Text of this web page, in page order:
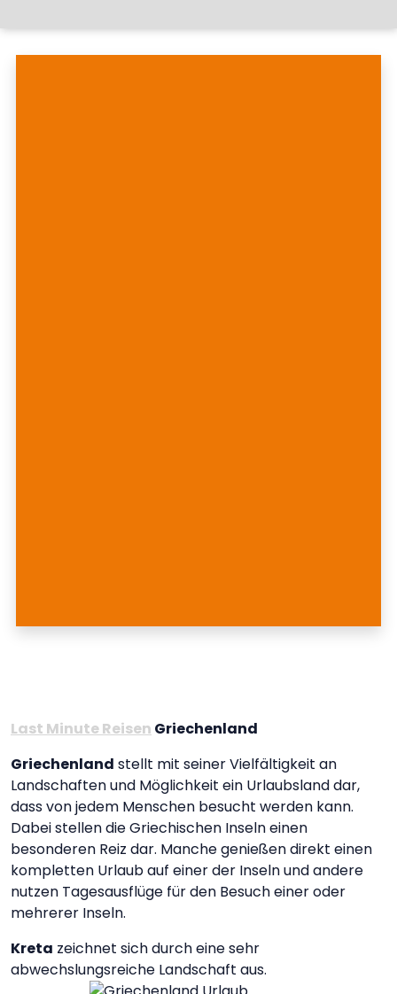
Last Minute Reisen Griechenland
Griechenland stellt mit seiner Vielfältigkeit an
Landschaften und Möglichkeit ein Urlaubsland dar,
dass von jedem Menschen besucht werden kann.
Dabei stellen die Griechischen Inseln einen
besonderen Reiz dar. Manche genießen direkt einen
kompletten Urlaub auf einer der Inseln und andere
nutzen Tagesausflüge für den Besuch einer oder
mehrerer Inseln.
Kreta zeichnet sich durch eine sehr
abwechslungsreiche Landschaft aus.